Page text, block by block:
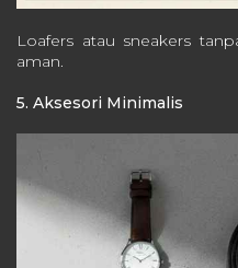
Loafers atau sneakers
aman.
5. Aksesori Minimalis